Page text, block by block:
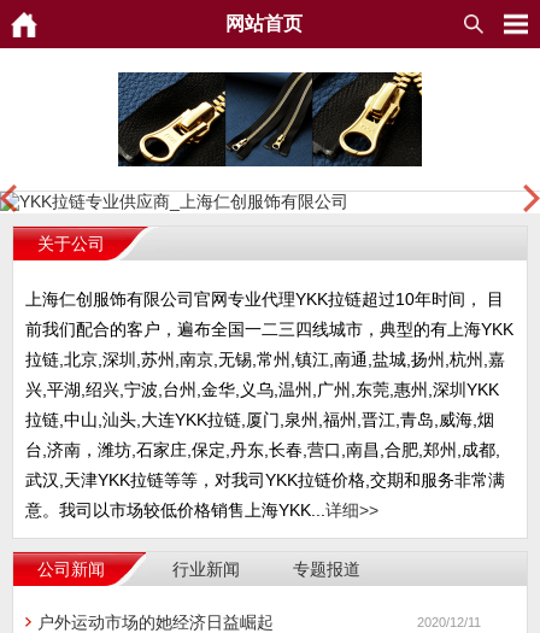
网站首页
关于公司
上海仁创服饰有限公司官网专业代理YKK拉链超过10年时间， 目
前我们配合的客户，遍布全国一二三四线城市，典型的有上海YKK
拉链,北京,深圳,苏州,南京,无锡,常州,镇江,南通,盐城,扬州,杭州,嘉
兴,平湖,绍兴,宁波,台州,金华,义乌,温州,广州,东莞,惠州,深圳YKK
拉链,中山,汕头,大连YKK拉链,厦门,泉州,福州,晋江,青岛,威海,烟
台,济南，潍坊,石家庄,保定,丹东,长春,营口,南昌,合肥,郑州,成都,
武汉,天津YKK拉链等等，对我司YKK拉链价格,交期和服务非常满
意。我司以市场较低价格销售上海YKK... 详细>>
公司新闻 行业新闻 专题报道
户外运动市场的她经济日益崛起 2020/12/11